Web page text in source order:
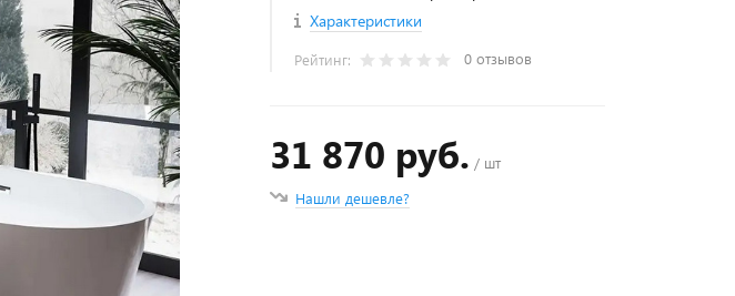
Характеристики
Рейтинг: 0 отзывов
31 870 руб. / шт
Нашли дешевле?